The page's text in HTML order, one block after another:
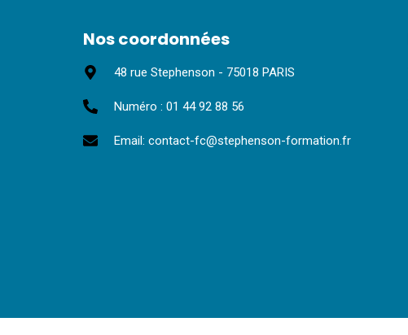
Nos coordonnées
48 rue Stephenson - 75018 PARIS
Numéro : 01 44 92 88 56
Email: contact-fc@stephenson-formation.fr